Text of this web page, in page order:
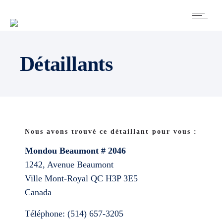
Détaillants
Nous avons trouvé ce détaillant pour vous :
Mondou Beaumont # 2046
1242, Avenue Beaumont
Ville Mont-Royal QC H3P 3E5
Canada
Téléphone: (514) 657-3205